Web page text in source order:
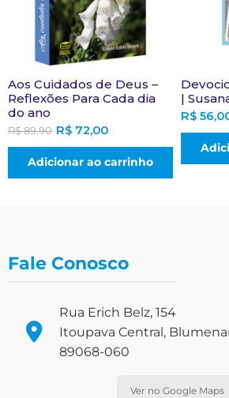
Aos Cuidados de Deus –
Reflexões Para Cada dia
do ano
R$89,90 R$ 72,00
Adicionar ao carrinho
|
R$
Fale Conosco
Rua Erich Belz, 154
Itoupava Central,
89068-060
Ver no Google Maps